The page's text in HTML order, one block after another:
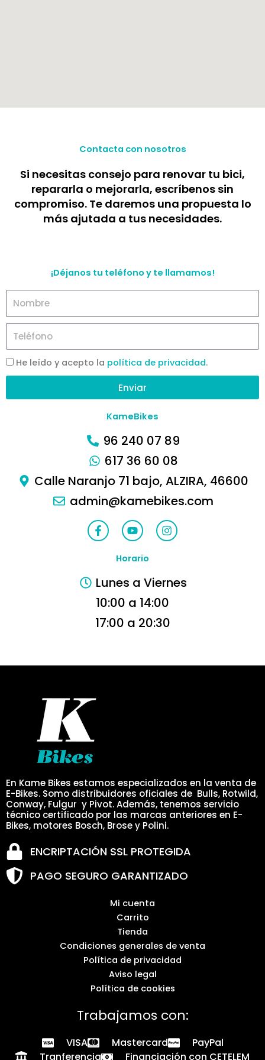
Contacta con nosotros
Si necesitas consejo para renovar tu bici,
repararla o mejorarla, escríbenos sin
compromiso. Te daremos una propuesta lo
más ajutada a tus necesidades.
¡Déjanos tu teléfono y te llamamos!
m
r
e
l
o
He leído y acepto la política de privacidad.
Enviar
KameBikes
96 240 07 89
617 36 60 08
Calle Naranjo 71 bajo, ALZIRA, 46600
admin@kamebikes.com
F
a
c
o
o
k
-
f
Y
o
u
t
b
e
I
n
s
g
r
a
m
Horario
Lunes a Viernes
10:00 a 14:00
17:00 a 20:30
En Kame Bikes estamos especializados en la venta de
E-Bikes. Somo distribuidores oficiales de Bulls, Rotwild,
Conway, Fulgur y Pivot. Además, tenemos servicio
técnico certificado por las marcas anteriores en E-
Bikes, motores Bosch, Brose y Polini.
ENCRIPTACIÓN SSL PROTEGIDA
PAGO SEGURO GARANTIZADO
Mi cuenta
Carrito
Tienda
Condiciones generales de venta
Política de privacidad
Aviso legal
Política de cookies
Trabajamos con:
VISA Mastercard
PayPal
Tranferencia
Financiación con CETELEM